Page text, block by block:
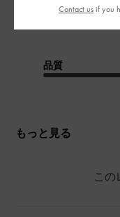
デザイン
品質
もっと見る
この
Contact usif you